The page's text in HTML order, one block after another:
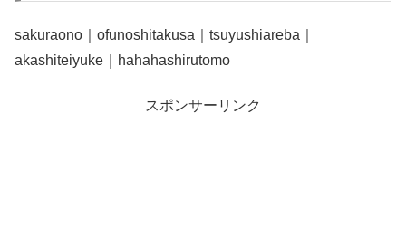
sakuraono｜ofunoshitakusa｜tsuyushiareba｜
akashiteiyuke｜hahahashirutomo
スポンサーリンク